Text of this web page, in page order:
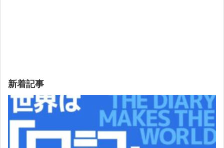
新着記事